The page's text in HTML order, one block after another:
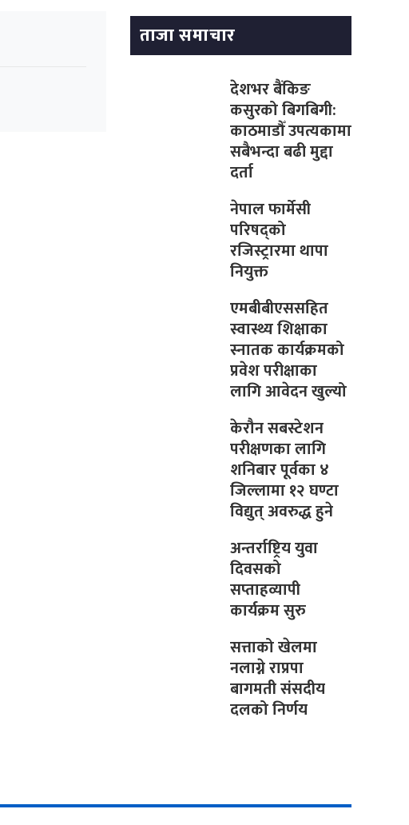
ताजा समाचार
देशभर बैंकिङ
कसुरको बिगबिगी:
काठमाडौँ उपत्यकामा
सबैभन्दा बढी मुद्दा
दर्ता
नेपाल फार्मेसी
परिषद्को
रजिस्ट्रारमा थापा
नियुक्त
एमबीबीएससहित
स्वास्थ्य शिक्षाका
स्नातक कार्यक्रमको
प्रवेश परीक्षाका
लागि आवेदन खुल्यो
केरौन सबस्टेशन
परीक्षणका लागि
शनिबार पूर्वका ४
जिल्लामा १२ घण्टा
विद्युत् अवरुद्ध हुने
अन्तर्राष्ट्रिय युवा
दिवसको
सप्ताहव्यापी
कार्यक्रम सुरु
सत्ताको खेलमा
नलाग्ने राप्रपा
बागमती संसदीय
दलको निर्णय